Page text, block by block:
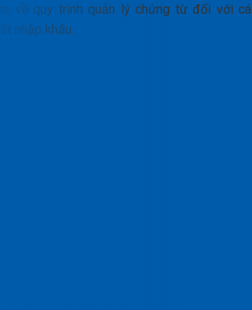
về quy trình quản lý chứng từ đối với
nhập khẩu.